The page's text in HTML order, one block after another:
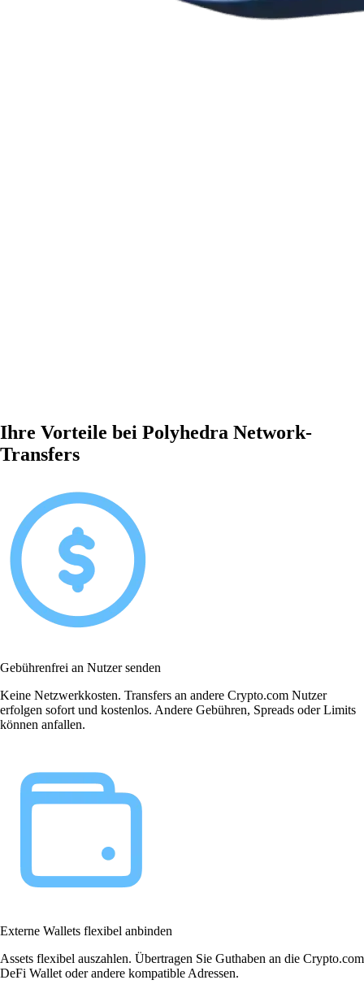
Ihre Vorteile bei Polyhedra Network-
Transfers
Gebührenfrei an Nutzer senden
Keine Netzwerkkosten. Transfers an andere Crypto.com Nutzer
erfolgen sofort und kostenlos. Andere Gebühren, Spreads oder Limits
können anfallen.
Externe Wallets flexibel anbinden
Assets flexibel auszahlen. Übertragen Sie Guthaben an die Crypto.com
DeFi Wallet oder andere kompatible Adressen.